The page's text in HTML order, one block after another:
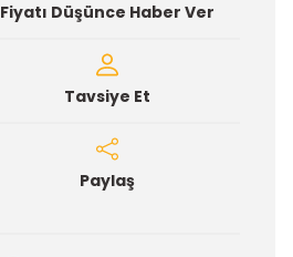
Fiyatı Düşünce Haber Ver
Tavsiye Et
Paylaş